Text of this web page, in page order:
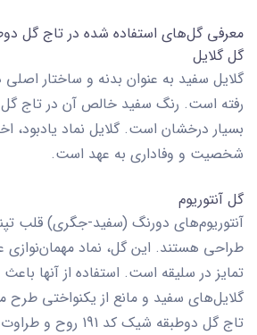
معرفی گل‌های استفاده شده در تاج گل
گل گلایل
گلایل سفید به عنوان بدنه و ساختار
رفته است. رنگ سفید خالص آن در تاج گل
بسیار درخشان است. گلایل نماد یادبود،
شخصیت و وفاداری به عهد است.
گل آنتوریوم
آنتوریوم‌های دورنگ (سفید-جگری) قلب
طراحی هستند. این گل، نماد مهمان‌نوازی
تمایز در سلیقه است. استفاده از آنها
گلایل‌های سفید و مانع از یکنواختی
تاج گل دوطبقه شیک کد 191
روح و